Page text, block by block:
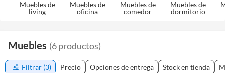
Muebles de
living
Muebles de
oficina
Muebles de
comedor
Muebles de
dormitorio
Muebles (6productos)
Filtrar (3) Precio Opciones de entrega Stock en tienda